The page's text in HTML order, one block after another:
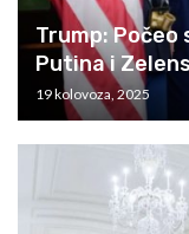
Trump:
Putina i
19 kolovoza, 2025